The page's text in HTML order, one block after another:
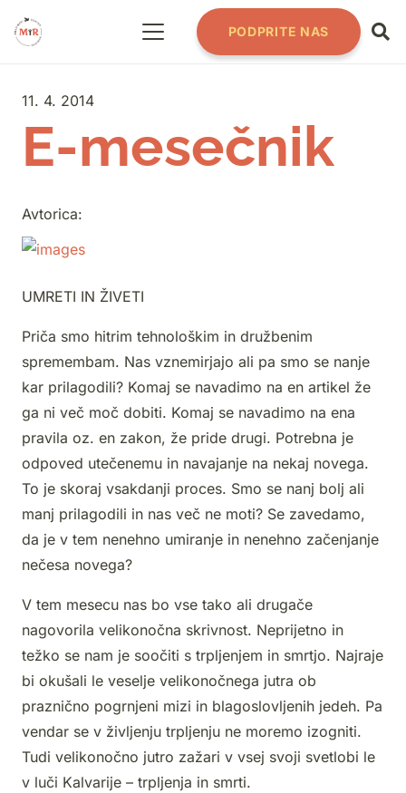
PODPRITE NAS
11. 4. 2014
E-mesečnik
Avtorica:
UMRETI IN ŽIVETI
Priča smo hitrim tehnološkim in družbenim
spremembam. Nas vznemirjajo ali pa smo se nanje
kar prilagodili? Komaj se navadimo na en artikel že
ga ni več moč dobiti. Komaj se navadimo na ena
pravila oz. en zakon, že pride drugi. Potrebna je
odpoved utečenemu in navajanje na nekaj novega.
To je skoraj vsakdanji proces. Smo se nanj bolj ali
manj prilagodili in nas več ne moti? Se zavedamo,
da je v tem nenehno umiranje in nenehno začenjanje
nečesa novega?
V tem mesecu nas bo vse tako ali drugače
nagovorila velikonočna skrivnost. Neprijetno in
težko se nam je soočiti s trpljenjem in smrtjo. Najraje
bi okušali le veselje velikonočnega jutra ob
praznično pogrnjeni mizi in blagoslovljenih jedeh. Pa
vendar se v življenju trpljenju ne moremo izogniti.
Tudi velikonočno jutro zažari v vsej svoji svetlobi le
v luči Kalvarije – trpljenja in smrti.